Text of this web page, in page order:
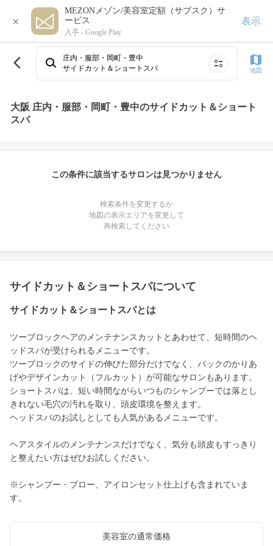
×
MEZONメゾン/美容室定額（サブスク）サ
ービス
入手 - Google Play
表示
庄内・服部・岡町・豊中
サイドカット＆ショートスパ
地図
大阪 庄内・服部・岡町・豊中のサイドカット＆ショート
スパ
この条件に該当するサロンは見つかりません
検索条件を変更するか
地図の表示エリアを変更して
再検索してください
サイドカット＆ショートスパについて
サイドカット＆ショートスパとは
ツーブロックヘアのメンテナンスカットとあわせて、短時間のヘ
ッドスパが受けられるメニューです。
ツーブロックのサイドの伸びた部分だけでなく、バックのかりあ
げやデザインカット（フルカット）が可能なサロンもあります。
ショートスパは、短い時間ながらいつものシャンプーでは落とし
きれない毛穴の汚れを取り、頭皮環境を整えます。
ヘッドスパのお試しとしても人気があるメニューです。
ヘアスタイルのメンテナンスだけでなく、気分も頭皮もすっきり
と整えたい方はぜひお試しください。
※シャンプー・ブロー、アイロンセット仕上げも含まれていま
す。
美容室の通常価格